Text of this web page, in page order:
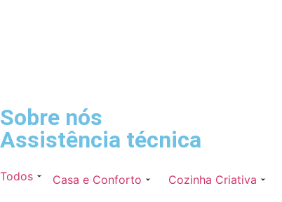
Sobre nós
Assistência técnica
Todos Casa e Conforto Cozinha Criativa